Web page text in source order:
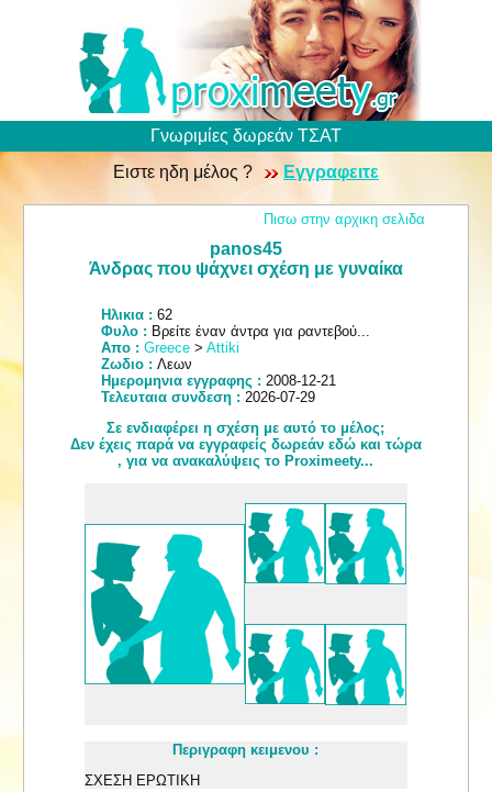
Γνωριμίες δωρεάν ΤΣΑΤ
Ειστε ηδη μέλος ?
Εγγραφειτε
Πισω στην αρχικη σελιδα
panos45
Άνδρας που ψάχνει σχέση με γυναίκα
Ηλικια : 62
Φυλο : Βρείτε έναν άντρα για ραντεβού...
Απο : Greece> Attiki
Ζωδιο : Λεων
Ημερομηνια εγγραφης : 2008-12-21
Τελευταια συνδεση : 2026-07-29
Σε ενδιαφέρει η σχέση με αυτό το μέλος;
Δεν έχεις παρά να εγγραφείς δωρεάν εδώ και τώρα
, για να ανακαλύψεις το Proximeety...
Περιγραφη κειμενου :
ΣΧΕΣΗ ΕΡΩΤΙΚΗ